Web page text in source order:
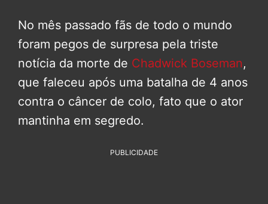
No mês passado fãs de todo o mundo
foram pegos de surpresa pela triste
notícia da morte de Chadwick Boseman,
que faleceu após uma batalha de 4 anos
contra o câncer de colo, fato que o ator
mantinha em segredo.
PUBLICIDADE